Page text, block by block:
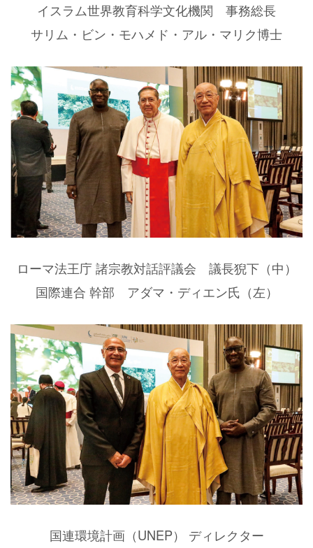
イスラム世界教育科学文化機関 事務総長
サリム・ビン・モハメド・アル・マリク博士
ローマ法王庁 諸宗教対話評議会 議長猊下（中）
国際連合 幹部 アダマ・ディエン氏（左）
国連環境計画（UNEP） ディレクター